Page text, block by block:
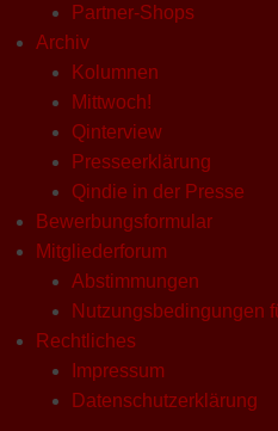
Partner-Shops
Archiv
Kolumnen
Mittwoch!
Qinterview
Presseerklärung
Qindie in der Presse
Bewerbungsformular
Mitgliederforum
Abstimmungen
Nutzungsbedingungen
Rechtliches
Impressum
Datenschutzerklärung